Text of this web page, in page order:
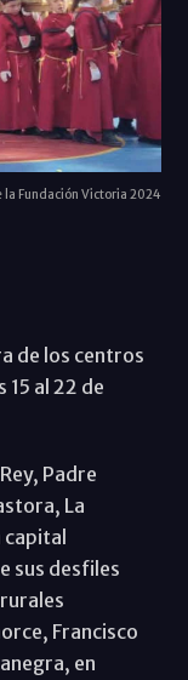
la Fundación Victoria 2024
de los centros
15 al 22 de
Padre
La
capital
sus desfiles
Francisco
en